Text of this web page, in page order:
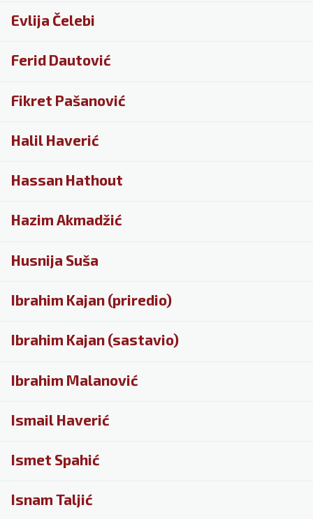
Evlija Čelebi
Ferid Dautović
Fikret Pašanović
Halil Haverić
Hassan Hathout
Hazim Akmadžić
Husnija Suša
Ibrahim Kajan (priredio)
Ibrahim Kajan (sastavio)
Ibrahim Malanović
Ismail Haverić
Ismet Spahić
Isnam Taljić